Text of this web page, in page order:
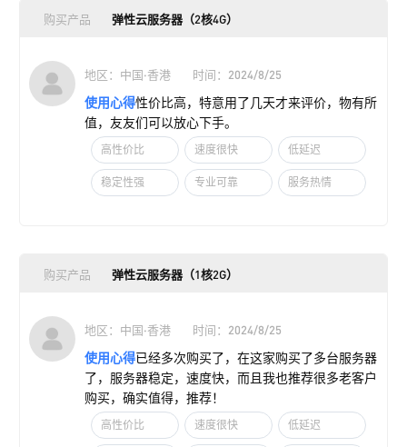
购买产品 弹性云服务器（2核4G）
地区：中国·香港 时间：2024/8/25
使用心得性价比高，特意用了几天才来评价，物有所
值，友友们可以放心下手。
高性价比 速度很快 低延迟
稳定性强 专业可靠 服务热情
购买产品 弹性云服务器（1核2G）
地区：中国·香港 时间：2024/8/25
使用心得已经多次购买了，在这家购买了多台服务器
了，服务器稳定，速度快，而且我也推荐很多老客户
购买，确实值得，推荐！
高性价比 速度很快 低延迟